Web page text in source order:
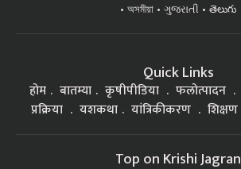
অসমীয়া
ગુજરાતી తెలుగు
Quick Links
होम बातम्या कृषीपीडिया फलोत्पादन
प्रक्रिया
यशकथा यांत्रिकीकरण शिक्षण
Top on Krishi Jagran